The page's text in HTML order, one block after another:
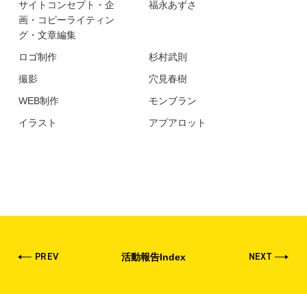
サイトコンセプト・企
画・コピーライティン
グ・文章編集
福永あずさ
ロゴ制作
杉村武則
撮影
穴見春樹
WEB制作
モンブラン
イラスト
アプアロット
PREV 活動報告Index NEXT